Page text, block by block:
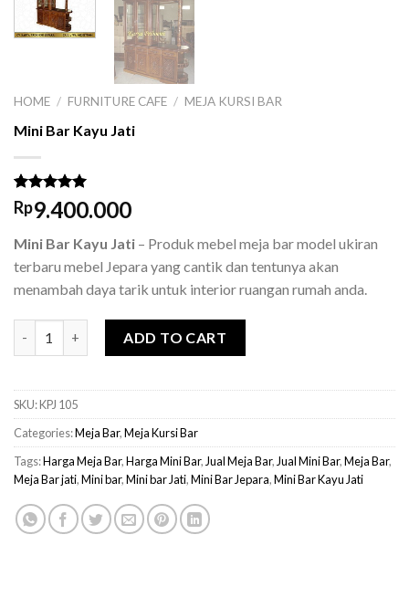
HOME / FURNITURE CAFE / MEJA KURSI BAR
Mini Bar Kayu Jati
Rated 5.00
out of 5
1
customer
rating
Rp9.400.000
Mini Bar Kayu Jati – Produk mebel meja bar model ukiran
terbaru mebel Jepara yang cantik dan tentunya akan
menambah daya tarik untuk interior ruangan rumah anda.
ADD TO CART
SKU:KPJ 105
Categories:Meja Bar,Meja Kursi Bar
Tags:Harga Meja Bar,Harga Mini Bar, Jual Meja Bar, Jual Mini Bar,Meja Bar,
Meja Bar jati,Mini bar,Mini bar Jati,Mini Bar Jepara,Mini Bar Kayu Jati